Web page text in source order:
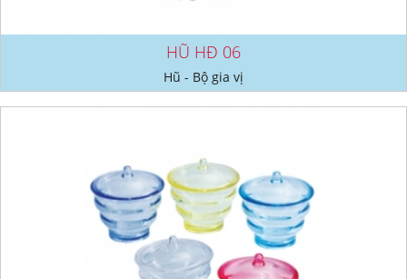
HŨ HĐ 06
Hũ - Bộ gia vị